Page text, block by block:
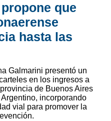
que
hasta las
Galmarini presentó un
en los ingresos a
de Buenos Aires
incorporando
vial para promover la